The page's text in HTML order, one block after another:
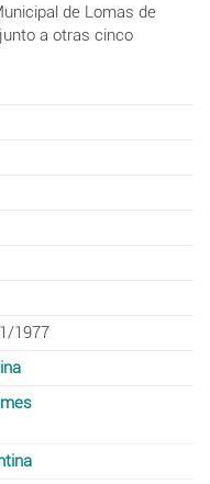
de Lomas de
junto a otras cinco
1977